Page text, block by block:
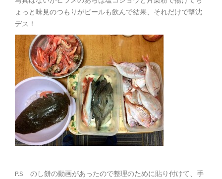
ょっと味見のつもりがビールも飲んで結果、それだけで撃沈
デス！
P.S のし餅の動画があったので整理のために貼り付けて、手